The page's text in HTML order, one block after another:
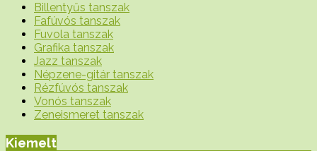
Billentyűs tanszak
Fafúvós tanszak
Fuvola tanszak
Grafika tanszak
Jazz tanszak
Népzene-gitár tanszak
Rézfúvós tanszak
Vonós tanszak
Zeneismeret tanszak
Kiemelt